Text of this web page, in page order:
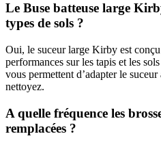
Le Buse batteuse large
types de sols ?
Oui, le suceur large Kirby est
performances sur les tapis et les
vous permettent d’adapter le
nettoyez.
A quelle fréquence les
remplacées ?